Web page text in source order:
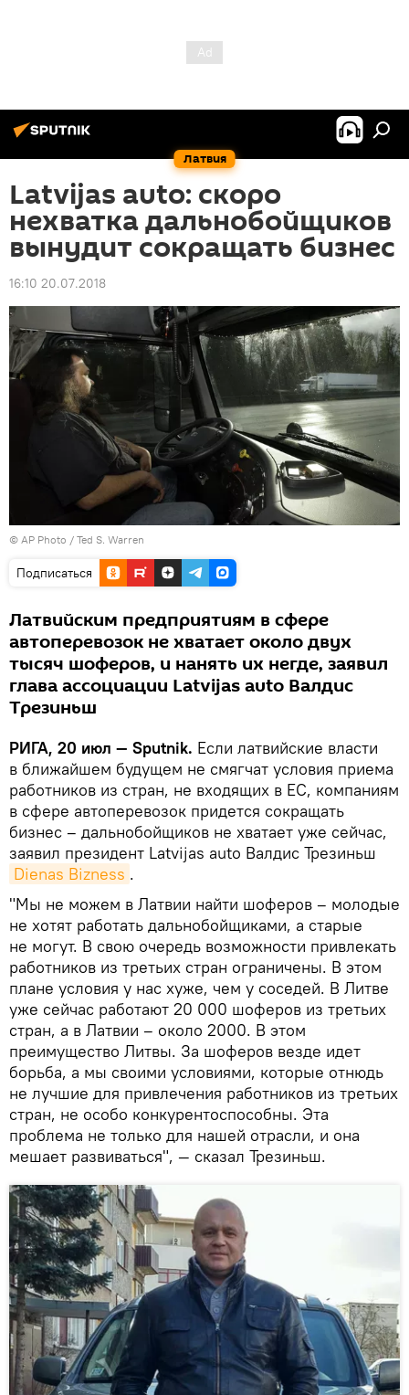
Латвия
Latvijas auto: скоро
нехватка дальнобойщиков
вынудит сокращать бизнес
16:10 20.07.2018
© AP Photo / Ted S. Warren
Подписаться
Латвийским предприятиям в сфере
автоперевозок не хватает около двух
тысяч шоферов, и нанять их негде, заявил
глава ассоциации Latvijas auto Валдис
Трезиньш
РИГА, 20 июл — Sputnik. Если латвийские власти
в ближайшем будущем не смягчат условия приема
работников из стран, не входящих в ЕС, компаниям
в сфере автоперевозок придется сокращать
бизнес – дальнобойщиков не хватает уже сейчас,
заявил президент Latvijas auto Валдис Трезиньш
Dienas Bizness .
"Мы не можем в Латвии найти шоферов – молодые
не хотят работать дальнобойщиками, а старые
не могут. В свою очередь возможности привлекать
работников из третьих стран ограничены. В этом
плане условия у нас хуже, чем у соседей. В Литве
уже сейчас работают 20 000 шоферов из третьих
стран, а в Латвии – около 2000. В этом
преимущество Литвы. За шоферов везде идет
борьба, а мы своими условиями, которые отнюдь
не лучшие для привлечения работников из третьих
стран, не особо конкурентоспособны. Эта
проблема не только для нашей отрасли, и она
мешает развиваться", — сказал Трезиньш.